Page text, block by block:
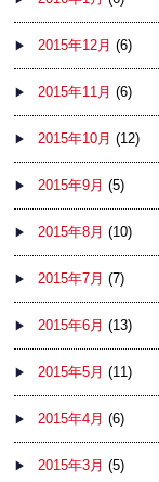
2015年12月 (6)
2015年11月 (6)
2015年10月 (12)
2015年9月 (5)
2015年8月 (10)
2015年7月 (7)
2015年6月 (13)
2015年5月 (11)
2015年4月 (6)
2015年3月 (5)